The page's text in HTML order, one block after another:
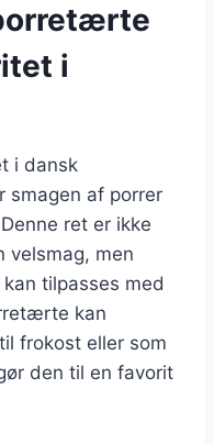
i
i dansk
smagen af porrer
ret er ikke
velsmag, men
tilpasses med
kan
frokost eller som
den til en favorit